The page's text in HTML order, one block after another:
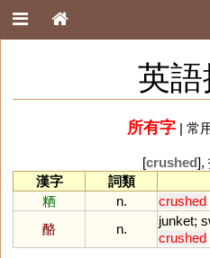
英
所有字| 常
[crushed],
漢字
詞類
粞
n. crushed
酪
n.
junket;
crushed